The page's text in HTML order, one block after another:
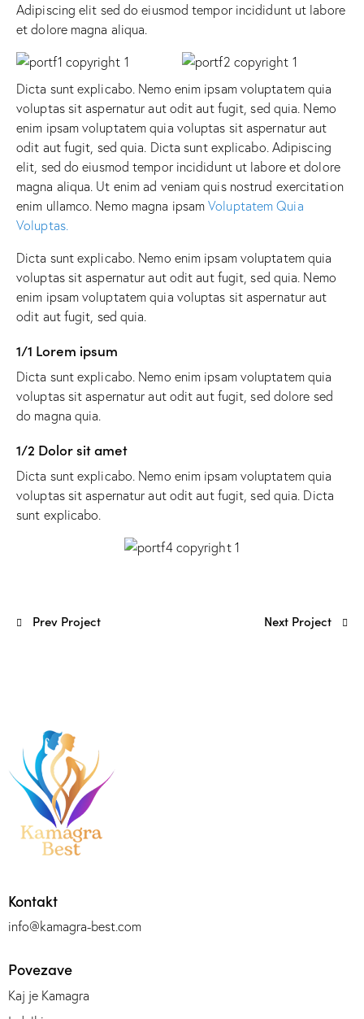
Adipiscing elit sed do eiusmod tempor incididunt ut labore
et dolore magna aliqua.
Dicta sunt explicabo. Nemo enim ipsam voluptatem quia
voluptas sit aspernatur aut odit aut fugit, sed quia. Nemo
enim ipsam voluptatem quia voluptas sit aspernatur aut
odit aut fugit, sed quia. Dicta sunt explicabo. Adipiscing
elit, sed do eiusmod tempor incididunt ut labore et dolore
magna aliqua. Ut enim ad veniam quis nostrud exercitation
enim ullamco. Nemo magna ipsamVoluptatem Quia
Voluptas.
Dicta sunt explicabo. Nemo enim ipsam voluptatem quia
voluptas sit aspernatur aut odit aut fugit, sed quia. Nemo
enim ipsam voluptatem quia voluptas sit aspernatur aut
odit aut fugit, sed quia.
1/1 Lorem ipsum
Dicta sunt explicabo. Nemo enim ipsam voluptatem quia
voluptas sit aspernatur aut odit aut fugit, sed dolore sed
do magna quia.
1/2 Dolor sit amet
Dicta sunt explicabo. Nemo enim ipsam voluptatem quia
voluptas sit aspernatur aut odit aut fugit, sed quia. Dicta
sunt explicabo.
Prev Project Next Project
Kontakt
info@kamagra-best.com
Povezave
Kaj je Kamagra